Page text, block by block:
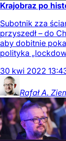
Krajobraz po
Subotnik zza
przyszedł – do
aby dobitnie
polityka
30 kwi 2022
Rafał A.